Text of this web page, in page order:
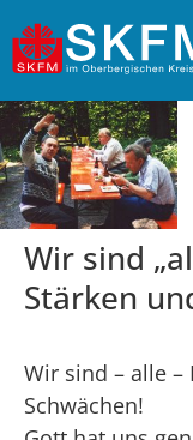
Wir sind
Stärken
Wir sind – alle
Schwächen!